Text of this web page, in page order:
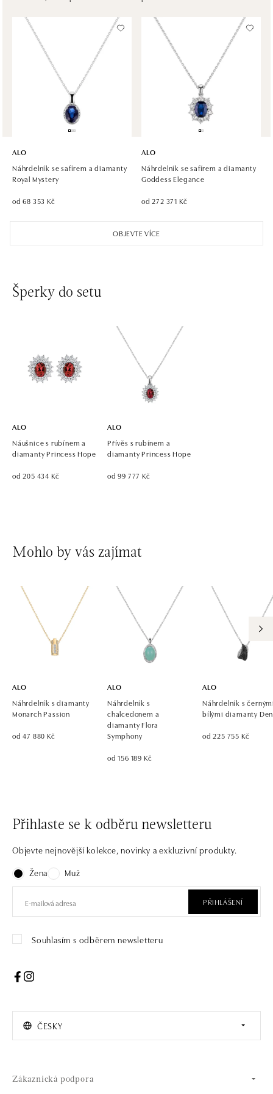
Halada OC Aupark, Bratislava
Einsteinova 18, 851 01 Bratislava
tel.: +421 917 090 891
dnes otevřeno od 10:00
OBJEVTE VÍCE
ALO
Náhrdelník se safírem a diamanty
Royal Mystery
od 68 353 Kč
ALO
Náhrdelník se safírem a diamanty
Goddess Elegance
od 272 371 Kč
Šperky do setu
ALO
Náušnice s rubínem a
diamanty Princess Hope
od 205 434 Kč
ALO
Přívěs s rubínem a
diamanty Princess Hope
od 99 777 Kč
Mohlo by vás zajímat
ALO
Náhrdelník s diamanty
Monarch Passion
od 47 880 Kč
ALO
Náhrdelník s
chalcedonem a
diamanty Flora
Symphony
od 156 189 Kč
ALO
Náhrdelník s
bílými diamanty
od 225 755 Kč
Přihlaste se k odběru newsletteru
Objevte nejnovější kolekce, novinky a exkluzivní produkty.
Žena
Muž
PŘIHLÁŠENÍ
Souhlasím s odběrem newsletteru
ČESKY
Zákaznická podpora